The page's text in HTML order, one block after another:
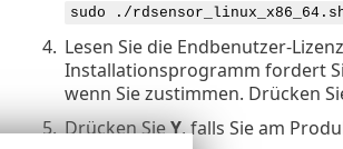
sudo ./
4. Lesen Sie die Endbenutzer-
Installationsprogramm fordert
wenn Sie zustimmen. Drücken
5. Drücken SieY, falls Sie am